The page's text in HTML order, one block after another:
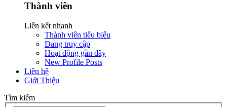
Thành viên
Liên kết nhanh
Thành viên tiêu biểu
Đang truy cập
Hoạt động gần đây
New Profile Posts
Liên hệ
Giới Thiệu
Tìm kiếm